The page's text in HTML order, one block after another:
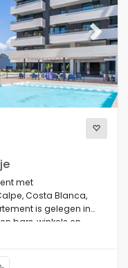
Next
met
Costa Blanca,
is gelegen in
bars, winkels en